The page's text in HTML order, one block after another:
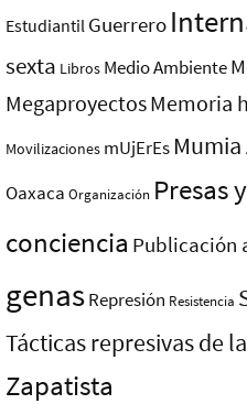
Estudiantil Guerrero
sexta Libros Medio Ambiente
MegaproyectosMemoria
Movilizaciones mUjErEs
Oaxaca Organización Presas
conciencia Publicación
genasRepresión Resistencia
Tácticas represivas de
Zapatista